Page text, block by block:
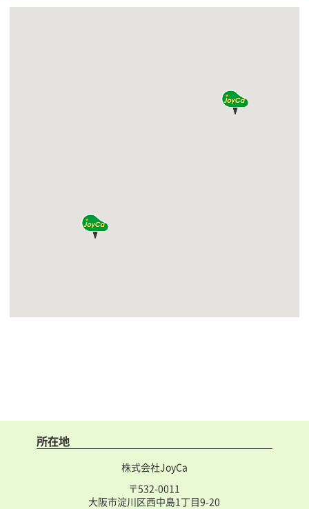
所在地
株式会社JoyCa
〒532-0011
大阪市淀川区西中島1丁目9-20